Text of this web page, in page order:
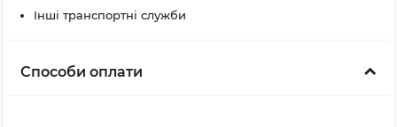
Інші транспортні служби
Способи оплати